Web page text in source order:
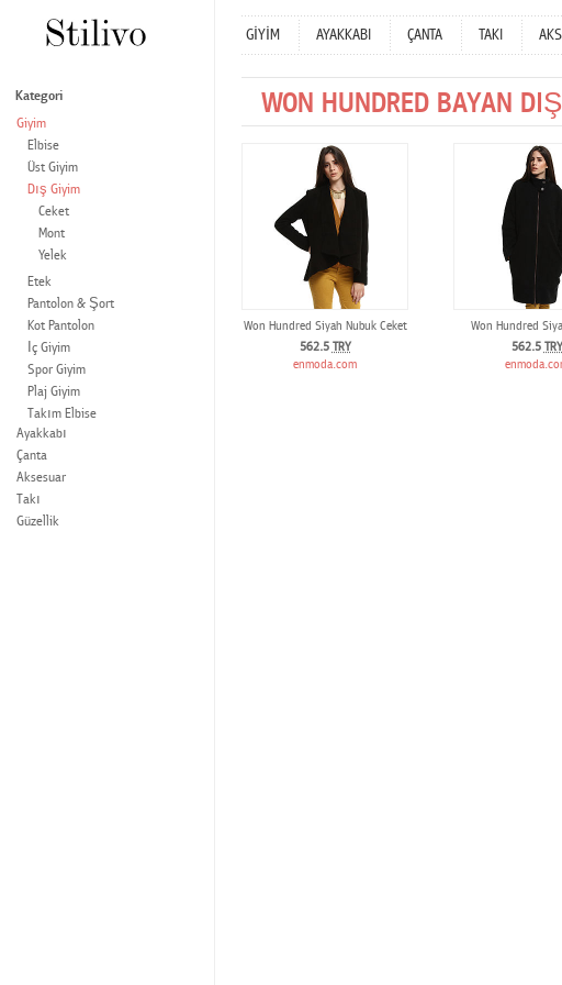
GİYİM AYAKKABI ÇANTA TAKI
WON HUNDRED BAYAN
Won Hundred Siyah Nubuk Ceket
562.5 TRY
enmoda.com
Won Hundred
562.5 TRY
Kategori
Giyim
Elbise
Üst Giyim
Dış Giyim
Ceket
Mont
Yelek
Etek
Pantolon & Şort
Kot Pantolon
İç Giyim
Spor Giyim
Plaj Giyim
Takım Elbise
Ayakkabı
Çanta
Aksesuar
Takı
Güzellik